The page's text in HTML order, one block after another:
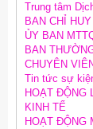
Trung tâm
BAN CHỈ
ỦY BAN
BAN
CHUYÊN
Tin tức sự
HOẠT ĐỘNG
KINH TẾ
HOẠT ĐỘNG